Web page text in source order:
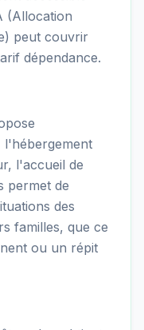
(Allocation
peut couvrir
dépendance.
l'hébergement
l'accueil de
permet de
des
familles, que ce
ou un répit